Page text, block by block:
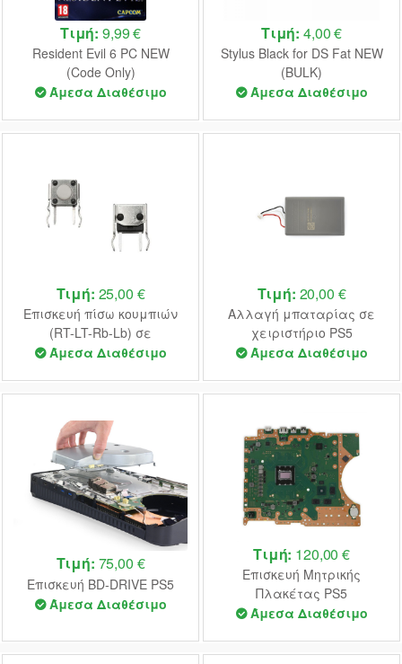
Τιμή: 9,99 €
Resident Evil 6 PC NEW
(Code Only)
Άμεσα Διαθέσιμο
Τιμή: 4,00 €
Stylus Black for DS Fat NEW
(BULK)
Άμεσα Διαθέσιμο
Τιμή: 25,00 €
Επισκευή πίσω κουμπιών
(RT-LT-Rb-Lb) σε
χειριστήριο Elite Xbox Series
Άμεσα Διαθέσιμο
Τιμή: 20,00 €
Αλλαγή μπαταρίας σε
χειριστήριο PS5
Άμεσα Διαθέσιμο
Τιμή: 75,00 €
Επισκευή BD-DRIVE PS5
Άμεσα Διαθέσιμο
Τιμή: 120,00 €
Επισκευή Μητρικής
Πλακέτας PS5
Άμεσα Διαθέσιμο